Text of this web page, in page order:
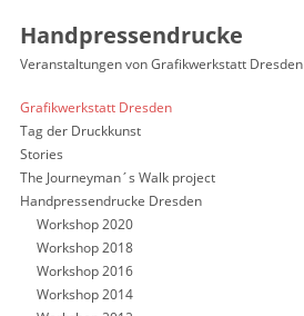
Handpressendrucke
Veranstaltungen von Grafikwerkstatt Dresden
Grafikwerkstatt Dresden
Tag der Druckkunst
Stories
The Journeyman´s Walk project
Handpressendrucke Dresden
Workshop 2020
Workshop 2018
Workshop 2016
Workshop 2014